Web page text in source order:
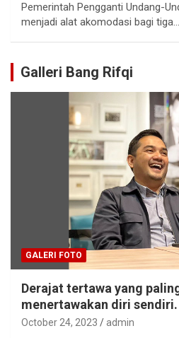
Pemerintah Pengganti Undang-
menjadi alat akomodasi bagi tiga…
Galleri Bang Rifqi
GALERI FOTO
Derajat tertawa yang
menertawakan diri sendiri.
October 24, 2023 admin